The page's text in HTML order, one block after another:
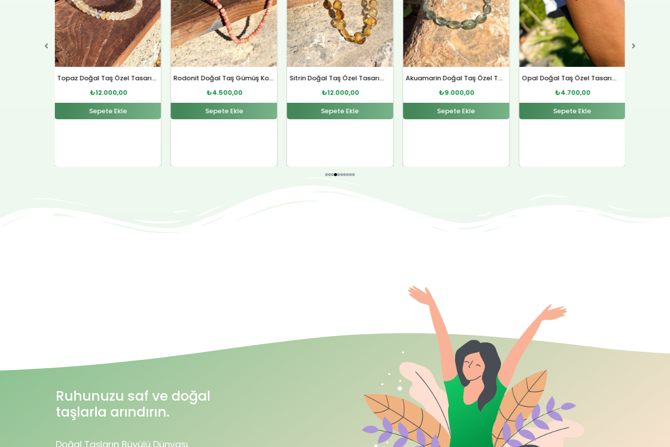
Rodonit Doğal Taş Gümüş Kolye
₺4.500,00
Sepete Ekle
Sitrin Doğal Taş Özel Tasarım Gümüş Kolye
₺12.000,00
Sepete Ekle
Akuamarin Doğal Taş Özel Tasarım Gümüş Bileklik
₺9.000,00
Sepete Ekle
Opal Doğal Taş Özel Tasarım Gümüş Bileklik
₺4.700,00
Sepete Ekle
Lal Doğal Taş Gümüş Yüzük
₺4.500,00
Sepete Ekle
Ruhunuzu saf ve doğal
taşlarla arındırın.
Doğal Taşların Büyülü Dünyası